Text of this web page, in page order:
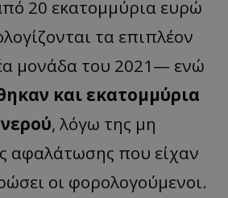
20 εκατομμύρια ευρώ
τα επιπλέον
μονάδα του 2021— ενώ
και εκατομμύρια
, λόγω της μη
αφαλάτωσης που είχαν
οι φορολογούμενοι.